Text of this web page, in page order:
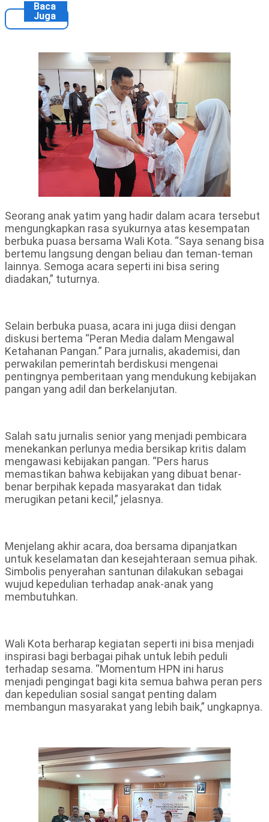
Baca
Juga
Seorang anak yatim yang hadir dalam acara tersebut
mengungkapkan rasa syukurnya atas kesempatan
berbuka puasa bersama Wali Kota. “Saya senang bisa
bertemu langsung dengan beliau dan teman-teman
lainnya. Semoga acara seperti ini bisa sering
diadakan,” tuturnya.
Selain berbuka puasa, acara ini juga diisi dengan
diskusi bertema “Peran Media dalam Mengawal
Ketahanan Pangan.” Para jurnalis, akademisi, dan
perwakilan pemerintah berdiskusi mengenai
pentingnya pemberitaan yang mendukung kebijakan
pangan yang adil dan berkelanjutan.
Salah satu jurnalis senior yang menjadi pembicara
menekankan perlunya media bersikap kritis dalam
mengawasi kebijakan pangan. “Pers harus
memastikan bahwa kebijakan yang dibuat benar-
benar berpihak kepada masyarakat dan tidak
merugikan petani kecil,” jelasnya.
Menjelang akhir acara, doa bersama dipanjatkan
untuk keselamatan dan kesejahteraan semua pihak.
Simbolis penyerahan santunan dilakukan sebagai
wujud kepedulian terhadap anak-anak yang
membutuhkan.
Wali Kota berharap kegiatan seperti ini bisa menjadi
inspirasi bagi berbagai pihak untuk lebih peduli
terhadap sesama. “Momentum HPN ini harus
menjadi pengingat bagi kita semua bahwa peran pers
dan kepedulian sosial sangat penting dalam
membangun masyarakat yang lebih baik,” ungkapnya.